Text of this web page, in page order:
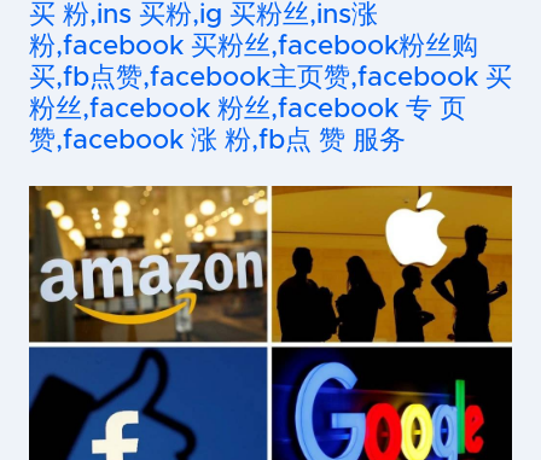
买 粉,ins 买粉,ig 买粉丝,ins涨
粉,facebook 买粉丝,facebook粉丝购
买,fb点赞,facebook主页赞,facebook 买
粉丝,facebook 粉丝,facebook 专 页
赞,facebook 涨 粉,fb点 赞 服务